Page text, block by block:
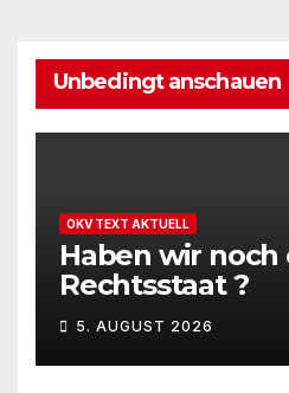
Unbedingt anschauen
OKV TEXT AKTUELL
Haben wir noch
Rechtsstaat ?
5. AUGUST 2026